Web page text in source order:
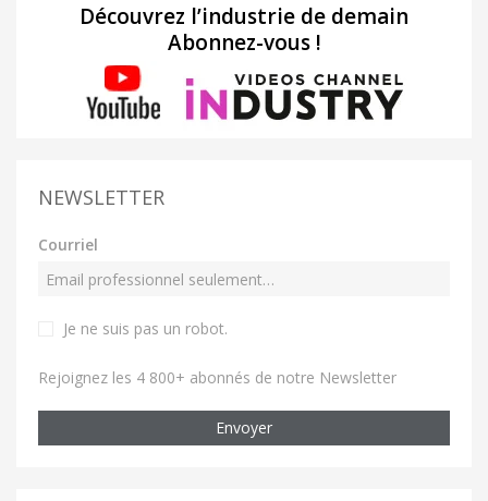
Découvrez l’industrie de demain
Abonnez-vous !
NEWSLETTER
Courriel
Je ne suis pas un robot.
Rejoignez les 4 800+ abonnés de notre Newsletter
Envoyer